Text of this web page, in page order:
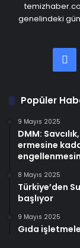
genelindeki
Popüler
9 Mayıs 2025
DMM:
ermesine
8 Mayıs 2025
Türkiye’den
başlıyor
9 Mayıs 2025
Gıda